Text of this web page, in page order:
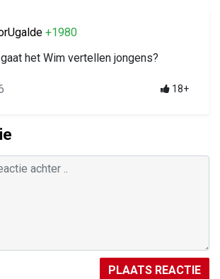
+1980
het Wim vertellen jongens?
18+
PLAATS REACTIE